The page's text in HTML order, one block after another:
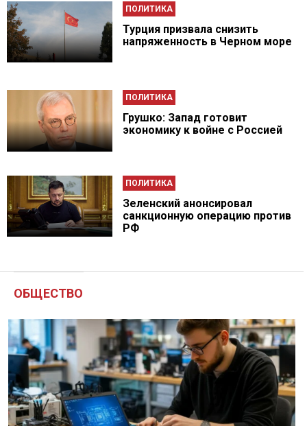
ПОЛИТИКА
Турция призвала снизить
напряженность в Черном море
ПОЛИТИКА
Грушко: Запад готовит
экономику к войне с Россией
ПОЛИТИКА
Зеленский анонсировал
санкционную операцию против
РФ
ОБЩЕСТВО